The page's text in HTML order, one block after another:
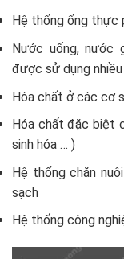
Hệ thống ống thực
Nước uống, nước
được sử dụng nhiều
Hóa chất ở các cơ
Hóa chất đặc biệt
sinh hóa … )
Hệ thống chăn
sạch
Hệ thống công